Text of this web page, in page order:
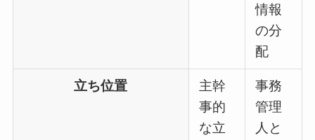
情報
の分
配
立ち位置
主幹
事的
な立
事務
管理
人と